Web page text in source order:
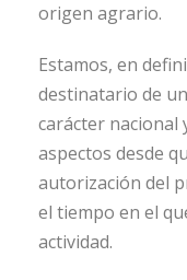
origen agrario.
Estamos, en
destinatario de
carácter nacional
aspectos desde
autorización del
el tiempo en el
actividad.